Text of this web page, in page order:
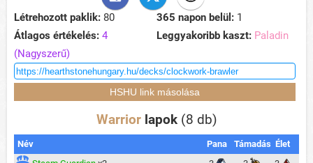
Létrehozott paklik: 80 365 napon belül: 1
Átlagos értékelés: 4
(Nagyszerű)
Leggyakoribb kaszt: Paladin
Warriorlapok (8 db)
Név Pana Támadás Élet